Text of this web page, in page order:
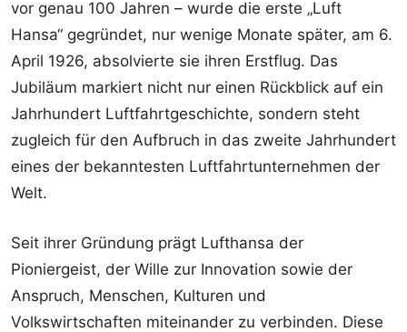
vor genau 100 Jahren – wurde die erste „Luft
Hansa“ gegründet, nur wenige Monate später, am 6.
April 1926, absolvierte sie ihren Erstflug. Das
Jubiläum markiert nicht nur einen Rückblick auf ein
Jahrhundert Luftfahrtgeschichte, sondern steht
zugleich für den Aufbruch in das zweite Jahrhundert
eines der bekanntesten Luftfahrtunternehmen der
Welt.
Seit ihrer Gründung prägt Lufthansa der
Pioniergeist, der Wille zur Innovation sowie der
Anspruch, Menschen, Kulturen und
Volkswirtschaften miteinander zu verbinden. Diese